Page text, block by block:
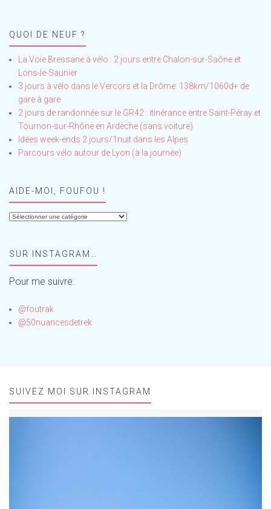
QUOI DE NEUF ?
La Voie Bressane à vélo : 2 jours entre Chalon-sur-Saône et
Lons-le-Saunier
3 jours à vélo dans le Vercors et la Drôme: 138km/1060d+ de
gare à gare
2 jours de randonnée sur le GR42 : itinérance entre Saint-Péray et
Tournon-sur-Rhône en Ardèche (sans voiture)
Idées week-ends 2 jours/1nuit dans les Alpes
Parcours vélo autour de Lyon (à la journée)
AIDE-MOI, FOUFOU !
Aide-
!SUR INSTAGRAM…
Pour me suivre:
@foutrak
@50nuancesdetrek
SUIVEZ MOI SUR INSTAGRAM